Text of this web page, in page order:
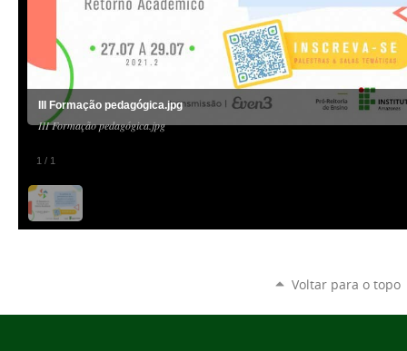
1 / 1
III Formação pedagógica.jpg
III Formação pedagógica.jpg
Voltar para o topo